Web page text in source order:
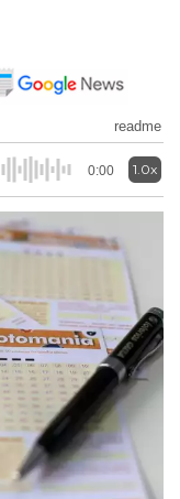
readme
0:00 1.0x